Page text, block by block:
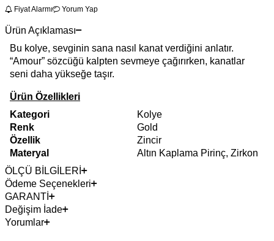
Fiyat Alarmı Yorum Yap
Ürün Açıklaması
Bu kolye, sevginin sana nasıl kanat verdiğini anlatır.
“Amour” sözcüğü kalpten sevmeye çağırırken, kanatlar
seni daha yükseğe taşır.
Ürün Özellikleri
Kategori
Kolye
Renk
Gold
Özellik
Zincir
Materyal
Altın Kaplama Pirinç, Zirkon
ÖLÇÜ BİLGİLERİ
Ödeme Seçenekleri
GARANTİ
Değişim İade
Yorumlar